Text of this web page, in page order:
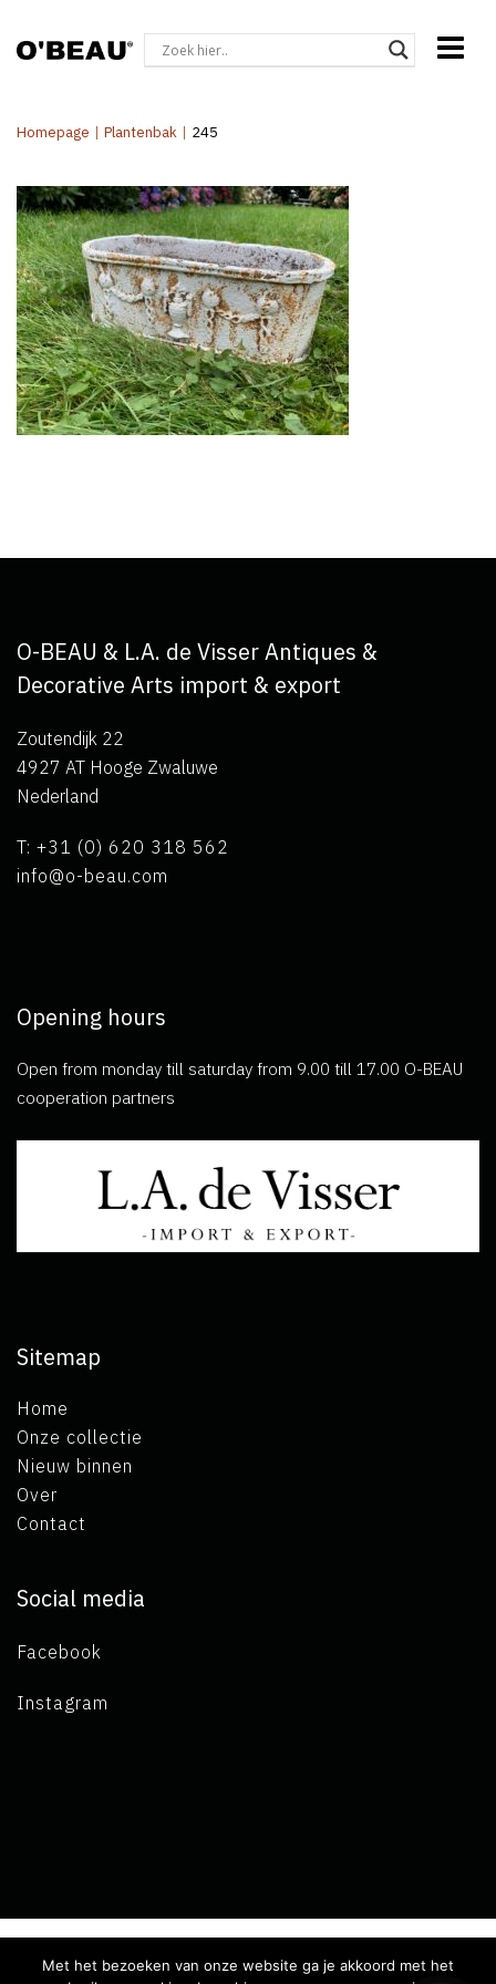
Homepage | Plantenbak | 245
O-BEAU & L.A. de Visser Antiques &
Decorative Arts import & export
Zoutendijk 22
4927 AT Hooge Zwaluwe
Nederland
T: +31 (0) 620 318 562
info@o-beau.com
Opening hours
Open from monday till saturday from 9.00 till 17.00 O-BEAU
cooperation partners
Sitemap
Home
Onze collectie
Nieuw binnen
Over
Contact
Social media
Facebook
Instagram
Copyright 2019 L.A. de Visser -Algemene voorwaarden-
Met het bezoeken van onze website ga je akkoord met het